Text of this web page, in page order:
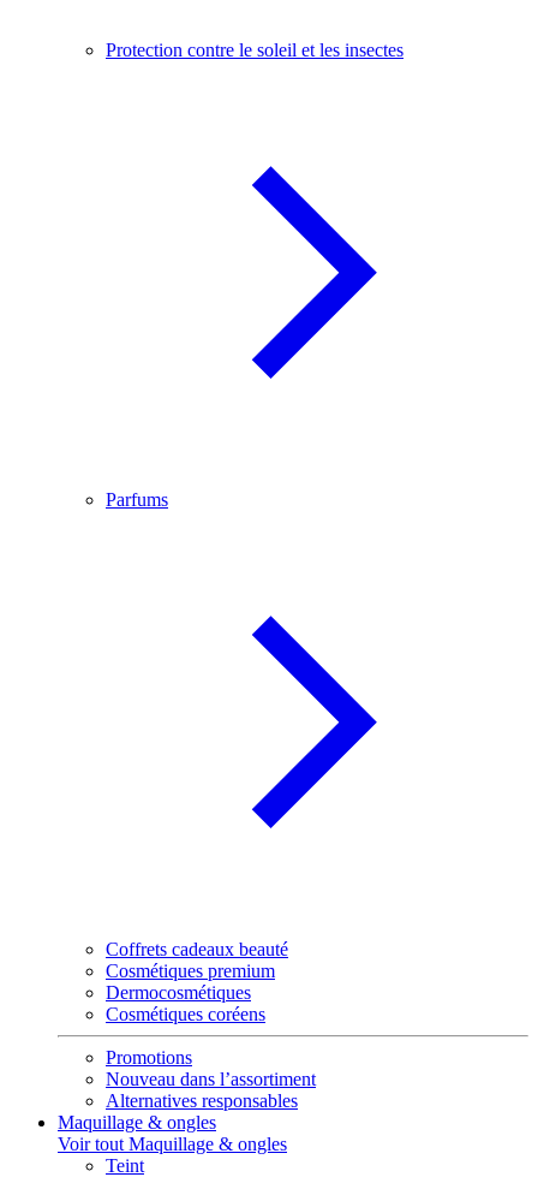
Protection contre le soleil et les insectes
Parfums
Coffrets cadeaux beauté
Cosmétiques premium
Dermocosmétiques
Cosmétiques coréens
Promotions
Nouveau dans l’assortiment
Alternatives responsables
Maquillage & ongles
Voir tout Maquillage & ongles
Teint